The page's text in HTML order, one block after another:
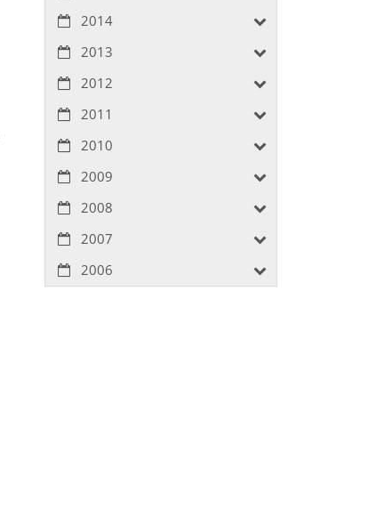
2014
2013
2012
2011
2010
2009
2008
2007
2006